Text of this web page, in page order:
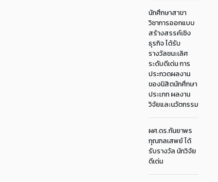
นักศึกษาสาขา
วิชาการออกแบบ
สร้างสรรค์เชิง
ธุรกิจ ได้รับ
รางวัลชนะเลิศ
ระดับดีเด่น การ
ประกวดผลงาน
ของนิสิตนักศึกษา
ประเภท ผลงาน
วิจัยและนวัตกรรม
ผศ.ดร.กันยาพร
กุณฑลเสพย์ ได้
รับรางวัล นักวิจัย
ดีเด่น